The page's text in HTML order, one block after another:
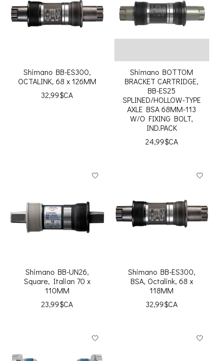
Shimano BB-ES300,
OCTALINK, 68 x 126MM
32,99$CA
Shimano BOTTOM
BRACKET CARTRIDGE,
BB-ES25
SPLINED/HOLLOW-TYPE
AXLE BSA 68MM-113
W/O FIXING BOLT,
IND.PACK
24,99$CA
Shimano BB-UN26,
Square, Italian 70 x
110MM
23,99$CA
Shimano BB-ES300,
BSA, Octalink, 68 x
118MM
32,99$CA